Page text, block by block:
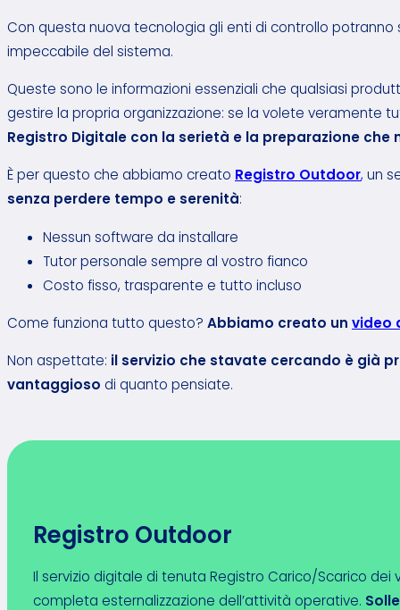
Con questa nuova tecnologia gli enti di controllo
impeccabile del sistema.
Queste sono le informazioni essenziali che qualsiasi
gestire la propria organizzazione: se la volete veramente
Registro Digitale con la serietà e la preparazione che
È per questo che abbiamo creato Registro Outdoor, un
senza perdere tempo e serenità:
Nessun software da installare
Tutor personale sempre al vostro fianco
Costo fisso, trasparente e tutto incluso
Come funziona tutto questo? Abbiamo creato un video
Non aspettate: il servizio che stavate cercando è già
vantaggioso di quanto pensiate.
Registro Outdoor
Il servizio digitale di tenuta Registro Carico/Scarico
completa esternalizzazione dell’attività operative.